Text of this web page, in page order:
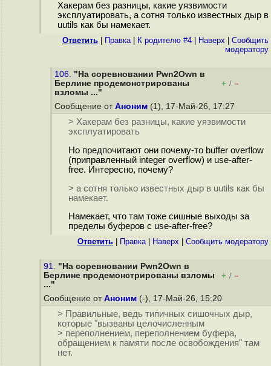
Хакерам без разницы, какие уязвимости
эксплуатировать, а сотня только известных дыр в
uutils как бы намекает.
Ответить Правка| К родителю #4 Наверх
Cообщить
модератору
106. "На соревновании Pwn2Own в
Берлине продемонстрированы
взломы ..."
+ / –
Сообщение от Аноним (1), 17-Май-26, 17:27
> Хакерам без разницы, какие уязвимости
эксплуатировать
Но предпочитают они почему-то buffer overflow
(приправленный integer overflow) и use-after-
free. Интересно, почему?
> а сотня только известных дыр в uutils как бы
намекает.
Намекает, что там тоже сишные выходы за
пределы буферов с use-after-free?
Ответить Правка| Наверх Cообщить модератору
91. "На соревновании Pwn2Own в
Берлине продемонстрированы взломы
..."
+ / –
Сообщение от Аноним (-), 17-Май-26, 15:20
> Правильные, ведь типичных сишочных дыр,
которые "вызваны целочисленным
> переполнением, переполнением буфера,
обращением к памяти после освобождения" там
нет.